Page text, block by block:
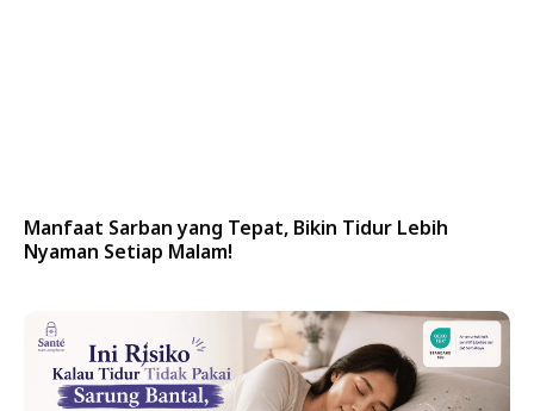
Manfaat Sarban yang Tepat, Bikin Tidur Lebih
Nyaman Setiap Malam!